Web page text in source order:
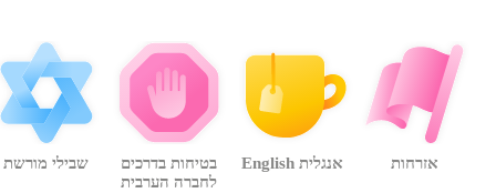
אזרחות אנגלית English
בטיחות בדרכים
לחברה הערבית
שבילי מורשת